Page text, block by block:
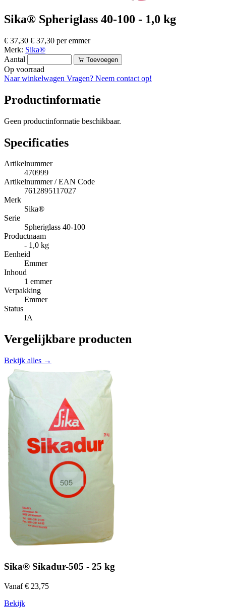
Sika® Spheriglass 40-100 - 1,0 kg
€ 37,30 € 37,30 per emmer
Merk: Sika®
Aantal
Toevoegen
Op voorraad
Naar winkelwagen Vragen? Neem contact op!
Productinformatie
Geen productinformatie beschikbaar.
Specificaties
Artikelnummer
470999
Artikelnummer / EAN Code
7612895117027
Merk
Sika®
Serie
Spheriglass 40-100
Productnaam
- 1,0 kg
Eenheid
Emmer
Inhoud
1 emmer
Verpakking
Emmer
Status
IA
Vergelijkbare producten
Bekijk alles →
Sika® Sikadur-505 - 25 kg
Vanaf € 23,75
Bekijk